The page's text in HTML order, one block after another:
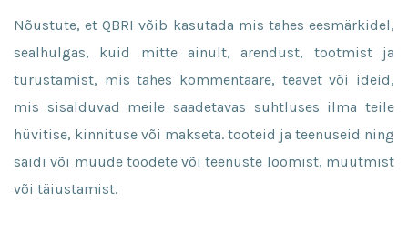
Nõustute, et QBRI võib kasutada mis tahes eesmärkidel,
sealhulgas, kuid mitte ainult, arendust, tootmist ja
turustamist, mis tahes kommentaare, teavet või ideid,
mis sisalduvad meile saadetavas suhtluses ilma teile
hüvitise, kinnituse või makseta. tooteid ja teenuseid ning
saidi või muude toodete või teenuste loomist, muutmist
või täiustamist.